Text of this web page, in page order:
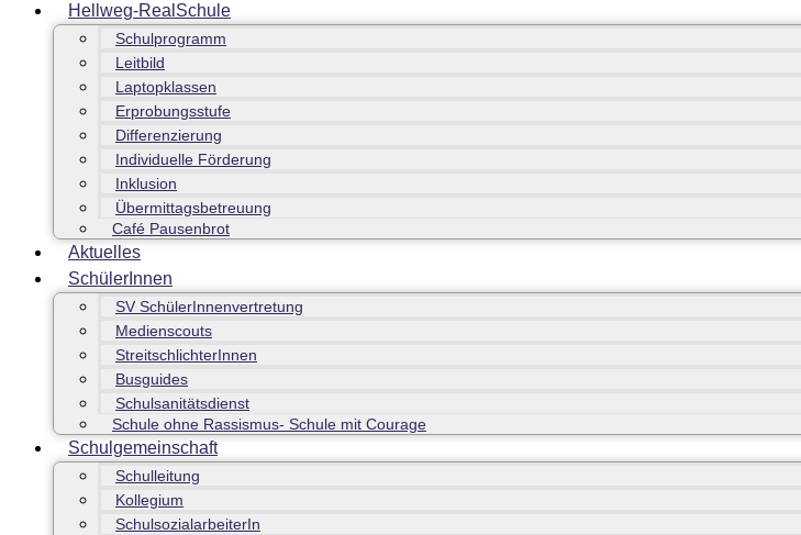
Hellweg-RealSchule
Schulprogramm
Leitbild
Laptopklassen
Erprobungsstufe
Differenzierung
Individuelle Förderung
Inklusion
Übermittagsbetreuung
Café Pausenbrot
Aktuelles
SchülerInnen
SV SchülerInnenvertretung
Medienscouts
StreitschlichterInnen
Busguides
Schulsanitätsdienst
Schule ohne Rassismus- Schule mit Courage
Schulgemeinschaft
Schulleitung
Kollegium
SchulsozialarbeiterIn